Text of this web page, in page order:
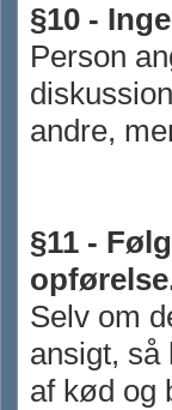
§10 -
Person
andre,
§11 -
Selv om
ansigt, så
af kød og